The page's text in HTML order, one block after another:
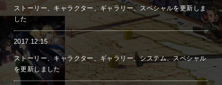
ストーリー、キャラクター、ギャラリー、スペシャルを更新しま
した
2017.12.15
ストーリー、キャラクター、ギャラリー、システム、スペシャル
を更新しました